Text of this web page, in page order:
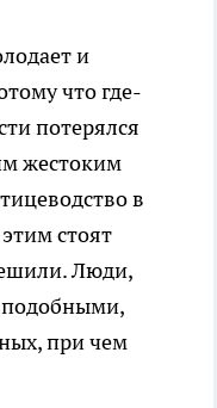
и
что где-
потерялся
жестоким
в
стоят
Люди,
подобными,
при чем